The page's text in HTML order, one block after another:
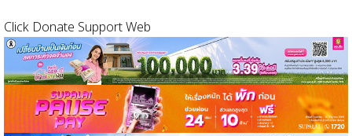
Click Donate Support Web